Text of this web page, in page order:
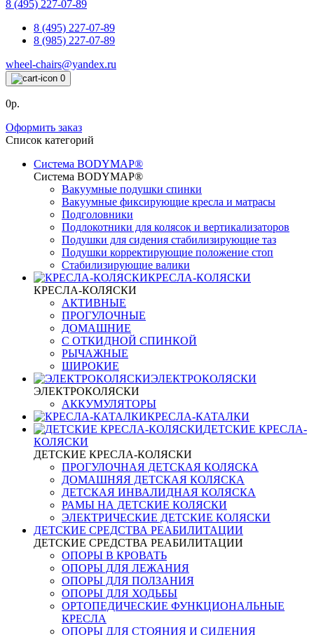
8 (495) 227-07-89
8 (495) 227-07-89
8 (985) 227-07-89
wheel-chairs@yandex.ru
0
0р.
Оформить заказ
Список категорий
Система BODYMAP®
Система BODYMAP®
Вакуумные подушки спинки
Вакуумные фиксирующие кресла и матрасы
Подголовники
Подлокотники для колясок и вертикализаторов
Подушки для сидения стабилизирующие таз
Подушки корректирующие положение стоп
Стабилизирующие валики
КРЕСЛА-КОЛЯСКИ
КРЕСЛА-КОЛЯСКИ
АКТИВНЫЕ
ПРОГУЛОЧНЫЕ
ДОМАШНИЕ
С ОТКИДНОЙ СПИНКОЙ
РЫЧАЖНЫЕ
ШИРОКИЕ
ЭЛЕКТРОКОЛЯСКИ
ЭЛЕКТРОКОЛЯСКИ
АККУМУЛЯТОРЫ
КРЕСЛА-КАТАЛКИ
ДЕТСКИЕ КРЕСЛА-
КОЛЯСКИ
ДЕТСКИЕ КРЕСЛА-КОЛЯСКИ
ПРОГУЛОЧНАЯ ДЕТСКАЯ КОЛЯСКА
ДОМАШНЯЯ ДЕТСКАЯ КОЛЯСКА
ДЕТСКАЯ ИНВАЛИДНАЯ КОЛЯСКА
РАМЫ НА ДЕТСКИЕ КОЛЯСКИ
ЭЛЕКТРИЧЕСКИЕ ДЕТСКИЕ КОЛЯСКИ
ДЕТСКИЕ СРЕДСТВА РЕАБИЛИТАЦИИ
ДЕТСКИЕ СРЕДСТВА РЕАБИЛИТАЦИИ
ОПОРЫ В КРОВАТЬ
ОПОРЫ ДЛЯ ЛЕЖАНИЯ
ОПОРЫ ДЛЯ ПОЛЗАНИЯ
ОПОРЫ ДЛЯ ХОДЬБЫ
ОРТОПЕДИЧЕСКИЕ ФУНКЦИОНАЛЬНЫЕ
КРЕСЛА
ОПОРЫ ДЛЯ СТОЯНИЯ И СИДЕНИЯ